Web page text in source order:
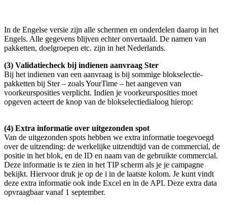
In de Engelse versie zijn alle schermen en onderdelen daarop in het
Engels. Alle gegevens blijven echter onvertaald. De namen van
pakketten, doelgroepen etc. zijn in het Nederlands.
(3) Validatiecheck bij indienen aanvraag Ster
Bij het indienen van een aanvraag is bij sommige blokselectie-
pakketten bij Ster – zoals YourTime – het aangeven van
voorkeursposities verplicht. Indien je voorkeursposities moet
opgeven acteert de knop van de blokselectiedialoog hierop:
(4) Extra informatie over uitgezonden spot
Van de uitgezonden spots hebben we extra informatie toegevoegd
over de uitzending: de werkelijke uitzendtijd van de commercial, de
positie in het blok, en de ID en naam van de gebruikte commercial.
Deze informatie is te zien in het TIP scherm als je je campagne
bekijkt. Hiervoor druk je op de i in de laatste kolom. Je kunt vindt
deze extra informatie ook inde Excel en in de API. Deze extra data
opvraagbaar vanaf 1 september.